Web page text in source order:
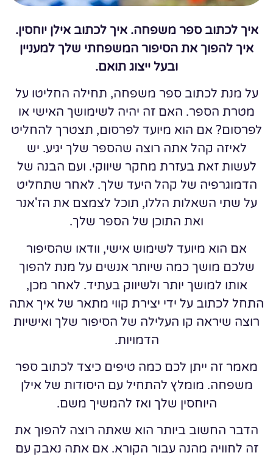
איך לכתוב ספר משפחה. איך לכתוב אילן יוחסין.
איך להפוך את הסיפור המשפחתי שלך למעניין
ובעל ייצוג תואם.
על מנת לכתוב ספר משפחה, תחילה החליטו על
מטרת הספר. האם זה יהיה לשימושך האישי או
לפרסום? אם הוא מיועד לפרסום, תצטרך להחליט
לאיזה קהל אתה רוצה שהספר שלך יגיע. יש
לעשות זאת בעזרת מחקר שיווקי. ועם הבנה של
הדמוגרפיה של קהל היעד שלך. לאחר שתחליט
על שתי השאלות הללו, תוכל לצמצם את הז'אנר
ואת התוכן של הספר שלך.
אם הוא מיועד לשימוש אישי, וודאו שהסיפור
שלכם מושך כמה שיותר אנשים על מנת להפוך
אותו למושך יותר ולשיווק בעתיד. לאחר מכן,
התחל לכתוב על ידי יצירת קווי מתאר של איך אתה
רוצה שיראה קו העלילה של הסיפור שלך ואישיות
הדמויות.
מאמר זה ייתן לכם כמה טיפים כיצד לכתוב ספר
משפחה. מומלץ להתחיל עם היסודות של אילן
היוחסין שלך ואז להמשיך משם.
הדבר החשוב ביותר הוא שאתה רוצה להפוך את
זה לחוויה מהנה עבור הקורא. אם אתה נאבק עם